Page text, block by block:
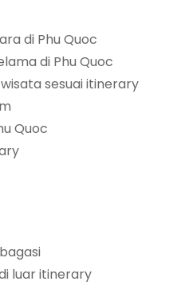
di Phu Quoc
di Phu Quoc
sesuai itinerary
Quoc
luar itinerary